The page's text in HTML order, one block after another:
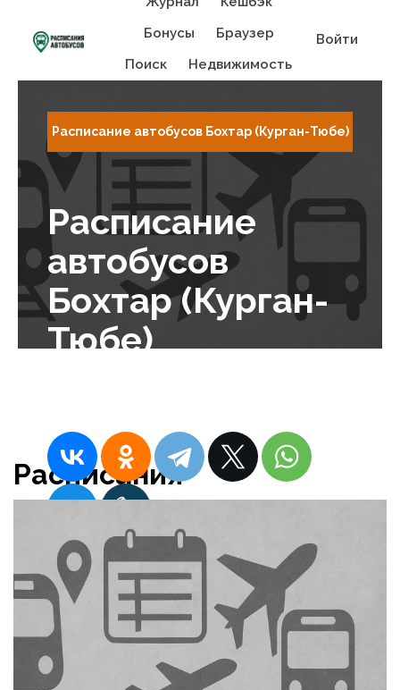
Бонусы
Браузер
Поиск
Недвижимость
Войти
Расписание автобусов Бохтар (Курган-Тюбе)
Расписание
автобусов
Бохтар (Курган-
Тюбе)
Расписания